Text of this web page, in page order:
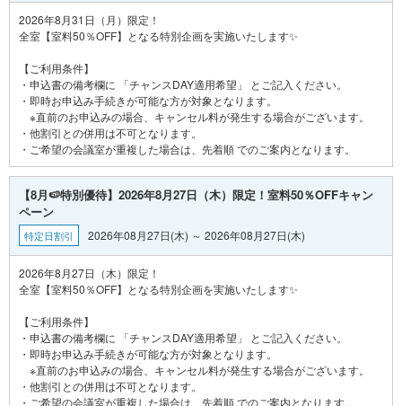
2026年8月31日（月）限定！
全室【室料50％OFF】となる特別企画を実施いたします✨
【ご利用条件】
・申込書の備考欄に 「チャンスDAY適用希望」 とご記入ください。
・即時お申込み手続きが可能な方が対象となります。
※直前のお申込みの場合、キャンセル料が発生する場合がございます。
・他割引との併用は不可となります。
【8月🍉特別優待】2026年8月27日（木）限定！室料50％OFFキャン
ペーン
特定日割引 2026年08月27日(木) ～ 2026年08月27日(木)
2026年8月27日（木）限定！
全室【室料50％OFF】となる特別企画を実施いたします✨
【ご利用条件】
・申込書の備考欄に 「チャンスDAY適用希望」 とご記入ください。
・即時お申込み手続きが可能な方が対象となります。
※直前のお申込みの場合、キャンセル料が発生する場合がございます。
・他割引との併用は不可となります。